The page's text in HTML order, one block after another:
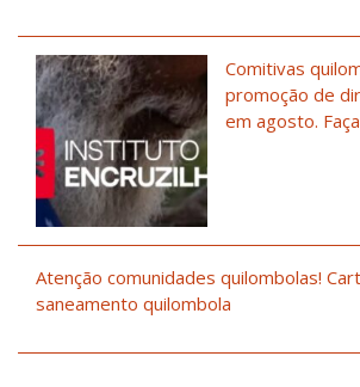
Comitivas
promoção de
em agosto.
Atenção comunidades quilombolas!
saneamento quilombola